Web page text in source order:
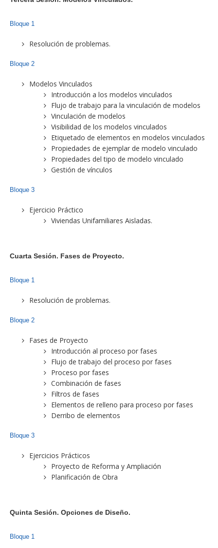
Bloque 1
Resolución de problemas.
Bloque 2
Modelos Vinculados
Introducción a los modelos vinculados
Flujo de trabajo para la vinculación de modelos
Vinculación de modelos
Visibilidad de los modelos vinculados
Etiquetado de elementos en modelos vinculados
Propiedades de ejemplar de modelo vinculado
Propiedades del tipo de modelo vinculado
Gestión de vínculos
Bloque 3
Ejercicio Práctico
Viviendas Unifamiliares Aisladas.
Cuarta Sesión. Fases de Proyecto.
Bloque 1
Resolución de problemas.
Bloque 2
Fases de Proyecto
Introducción al proceso por fases
Flujo de trabajo del proceso por fases
Proceso por fases
Combinación de fases
Filtros de fases
Elementos de relleno para proceso por fases
Derribo de elementos
Bloque 3
Ejercicios Prácticos
Proyecto de Reforma y Ampliación
Planificación de Obra
Quinta Sesión. Opciones de Diseño.
Bloque 1